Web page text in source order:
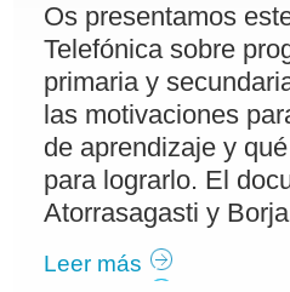
Os presentamos
Telefónica sobre
primaria y
las motivaciones
de aprendizaje y
para lograrlo. El
Atorrasagasti y
Leer más